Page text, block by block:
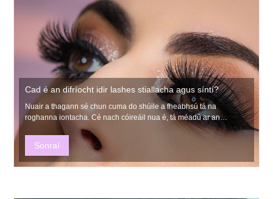
Cad é an difríocht idir lashes stiallacha agus síntí?
Nuair a thagann sé chun cuma do shúile a fheabhsú tá na
roghanna iontacha. Cé nach cóireáil nua é, tá méadú ar an
éileamh ar shíntí fabhraí.
Sonraí